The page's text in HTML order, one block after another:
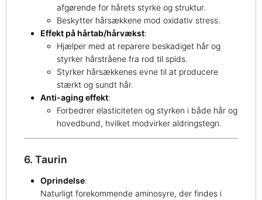
afgørende for hårets styrke og struktur.
Beskytter hårsækkene mod oxidativ stress.
Effekt på hårtab/hårvækst:
Hjælper med at reparere beskadiget hår og
styrker hårstråene fra rod til spids.
Styrker hårsækkenes evne til at producere
stærkt og sundt hår.
Anti-aging effekt:
Forbedrer elasticiteten og styrken i både hår og
hovedbund, hvilket modvirker aldringstegn.
6. Taurin
Oprindelse:
Naturligt forekommende aminosyre, der findes i